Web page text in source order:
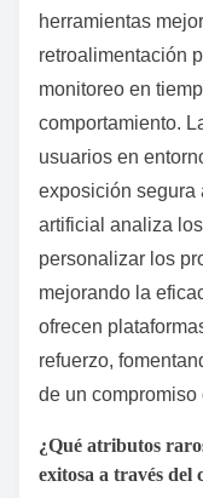
herramientas
retroalimentación
monitoreo en
comportamiento.
usuarios en
exposición segura
artificial analiza
personalizar los
mejorando la
ofrecen
refuerzo,
de un compromiso
¿Qué atributos
exitosa a través del